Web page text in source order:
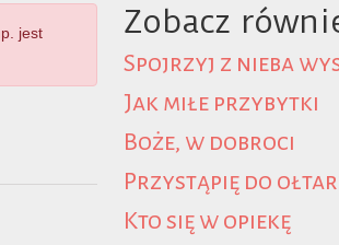
jest
Zobacz
Spojrzyj z nieba
Jak miłe przybytki
Boże, w dobroci
Przystąpię do
Kto się w opiekę